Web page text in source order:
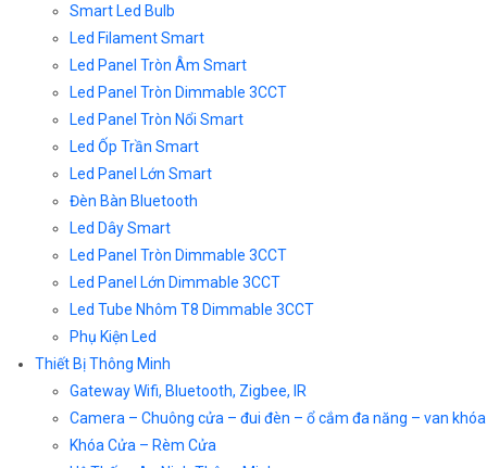
Smart Led Bulb
Led Filament Smart
Led Panel Tròn Âm Smart
Led Panel Tròn Dimmable 3CCT
Led Panel Tròn Nổi Smart
Led Ốp Trần Smart
Led Panel Lớn Smart
Đèn Bàn Bluetooth
Led Dây Smart
Led Panel Tròn Dimmable 3CCT
Led Panel Lớn Dimmable 3CCT
Led Tube Nhôm T8 Dimmable 3CCT
Phụ Kiện Led
Thiết Bị Thông Minh
Gateway Wifi, Bluetooth, Zigbee, IR
Camera – Chuông cửa – đui đèn – ổ cắm đa năng – van khóa
Khóa Cửa – Rèm Cửa